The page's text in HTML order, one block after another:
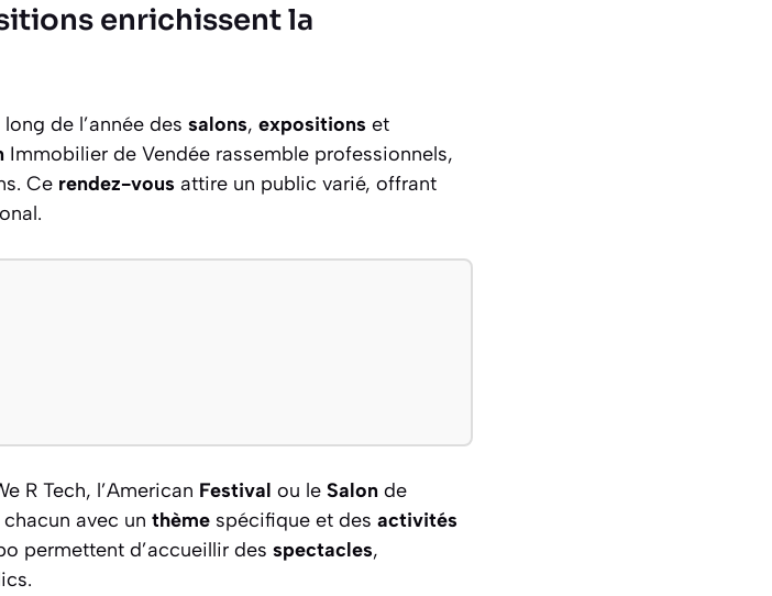
enrichissent la
de l’année des salons, expositions et
Immobilier de Vendée rassemble professionnels,
Ce rendez-vous attire un public varié, offrant
R Tech, l’American Festival ou le Salon de
avec un thème spécifique et des activités
permettent d’accueillir des spectacles,